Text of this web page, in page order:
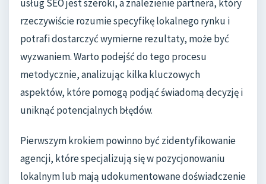
usług SEO jest szeroki, a znalezienie partnera, który
rzeczywiście rozumie specyfikę lokalnego rynku i
potrafi dostarczyć wymierne rezultaty, może być
wyzwaniem. Warto podejść do tego procesu
metodycznie, analizując kilka kluczowych
aspektów, które pomogą podjąć świadomą decyzję i
uniknąć potencjalnych błędów.
Pierwszym krokiem powinno być zidentyfikowanie
agencji, które specjalizują się w pozycjonowaniu
lokalnym lub mają udokumentowane doświadczenie